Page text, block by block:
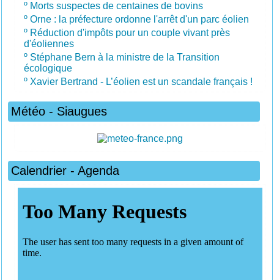
º Morts suspectes de centaines de bovins
º Orne : la préfecture ordonne l'arrêt d'un parc éolien
º Réduction d'impôts pour un couple vivant près
d'éoliennes
º Stéphane Bern à la ministre de la Transition
écologique
º Xavier Bertrand - L’éolien est un scandale français !
Météo - Siaugues
Calendrier - Agenda